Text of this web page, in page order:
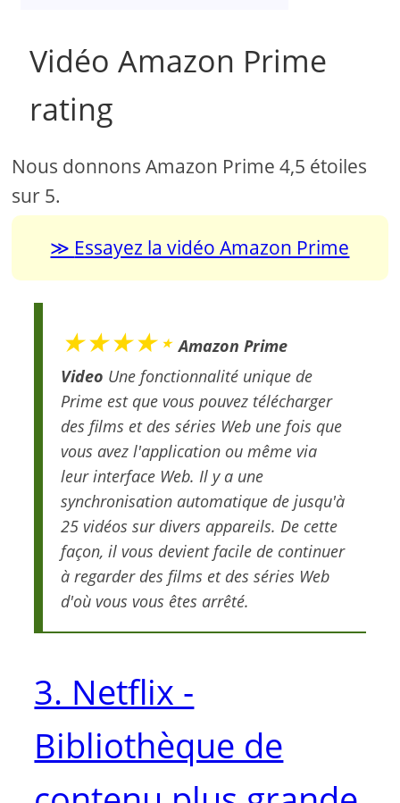
Vidéo Amazon Prime
rating
Nous donnons Amazon Prime 4,5 étoiles
sur 5.
Essayez la vidéo Amazon Prime
★★★★⋆ Amazon Prime
Video Une fonctionnalité unique de
Prime est que vous pouvez télécharger
des films et des séries Web une fois que
vous avez l'application ou même via
leur interface Web. Il y a une
synchronisation automatique de jusqu'à
25 vidéos sur divers appareils. De cette
façon, il vous devient facile de continuer
à regarder des films et des séries Web
d'où vous vous êtes arrêté.
3. Netflix -
Bibliothèque de